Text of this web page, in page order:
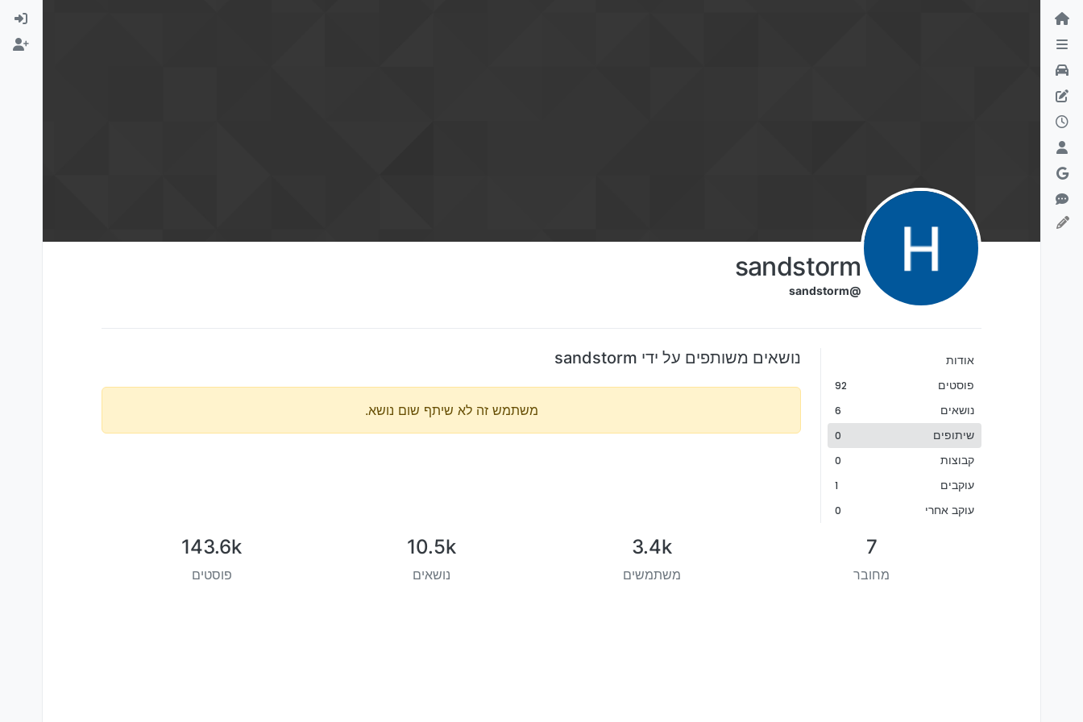
דילוג לתוכן
sandstorm
@sandstorm
אודות
פוסטים
92
נושאים 6
שיתופים 0
קבוצות 0
עוקבים 1
עוקב אחרי 0
נושאים משותפים על ידי sandstorm
משתמש זה לא שיתף שום נושא.
7
מחובר
3.4k
משתמשים
10.5k
נושאים
143.6k
פוסטים